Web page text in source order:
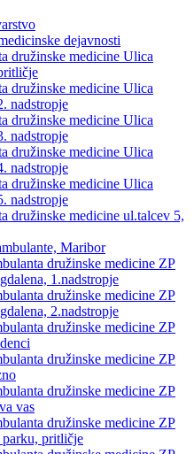
dejavnosti
družinske medicine Ulica
družinske medicine Ulica
nadstropje
družinske medicine Ulica
nadstropje
družinske medicine Ulica
nadstropje
družinske medicine Ulica
nadstropje
družinske medicine ul.talcev 5,
Maribor
družinske medicine ZP
1.nadstropje
družinske medicine ZP
2.nadstropje
družinske medicine ZP
družinske medicine ZP
družinske medicine ZP
vas
družinske medicine ZP
pritličje